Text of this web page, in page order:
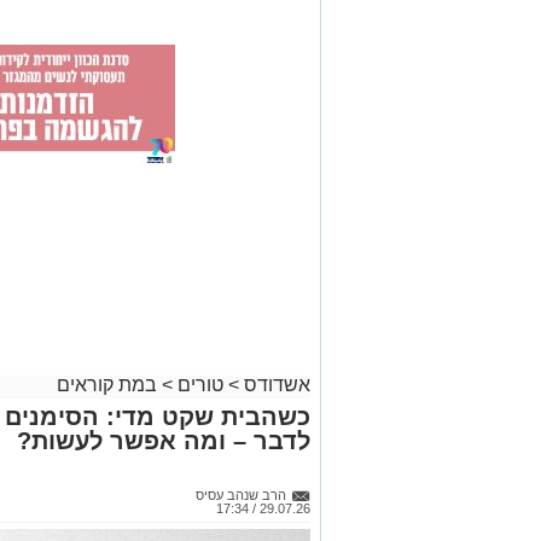
אשדודס > טורים > במת קוראים
כשהבית שקט מדי: הסימנים
לדבר – ומה אפשר לעשות?
הרב שנהב עסיס
29.07.26 / 17:34